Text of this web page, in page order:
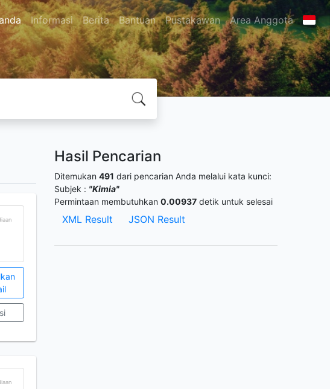
Informasi Berita Bantuan Pustakawan Area Anggota
Hasil Pencarian
Ditemukan 491 dari pencarian Anda melalui kata kunci:
Subjek : "Kimia"
Permintaan membutuhkan 0.00937 detik untuk selesai
XML Result JSON Result